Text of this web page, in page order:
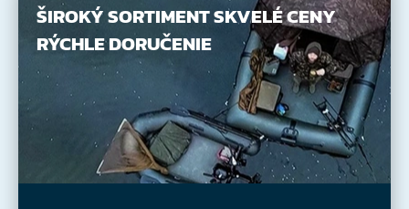
ŠIROKÝ SORTIMENTSKVELÉ CENY
RÝCHLE DORUČENIE